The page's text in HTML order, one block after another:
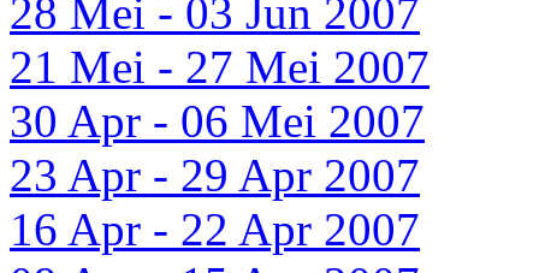
28 Mei - 03 Jun 2007
21 Mei - 27 Mei 2007
30 Apr - 06 Mei 2007
23 Apr - 29 Apr 2007
16 Apr - 22 Apr 2007